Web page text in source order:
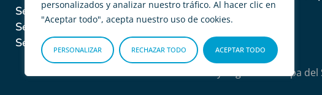
personalizados y analizar nuestro tráfico. Al hacer clic en
"Aceptar todo", acepta nuestro uso de cookies.
PERSONALIZAR RECHAZAR TODO ACEPTAR TODO
Seguro de salud para familias
Seguro médico Internacional
Seguros de salud para NIE
Mapa